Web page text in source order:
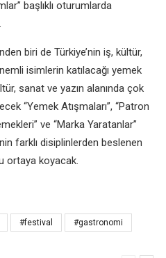
başlıklı oturumlarda
biri de Türkiye’nin iş, kültür,
isimlerin katılacağı yemek
sanat ve yazın alanında çok
“Yemek Atışmaları”, “Patron
ve “Marka Yaratanlar”
farklı disiplinlerden beslenen
ortaya koyacak.
#festival #gastronomi